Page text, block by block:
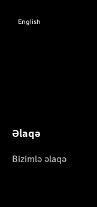
English
Əlaqə
Bizimlə əlaqə